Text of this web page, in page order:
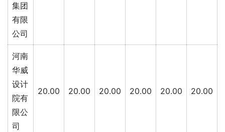
集团
有限
公司
河南
华威
设计
院有
限公
司
20.00 20.00 20.00 20.00 20.00 20.00